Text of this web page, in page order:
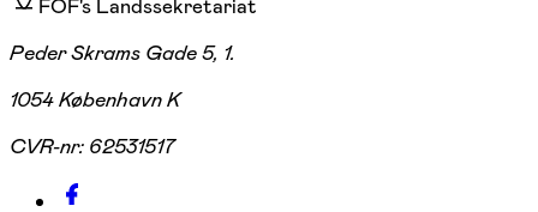
FOF's Landssekretariat
Peder Skrams Gade 5, 1.
1054 København K
CVR-nr: 62531517